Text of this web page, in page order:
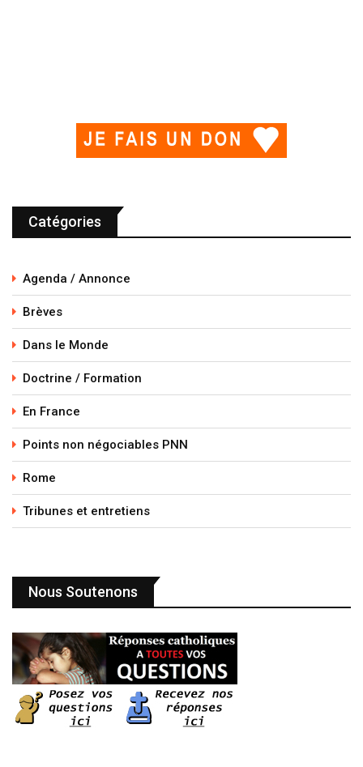
Catégories
Agenda / Annonce
Brèves
Dans le Monde
Doctrine / Formation
En France
Points non négociables PNN
Rome
Tribunes et entretiens
Nous Soutenons